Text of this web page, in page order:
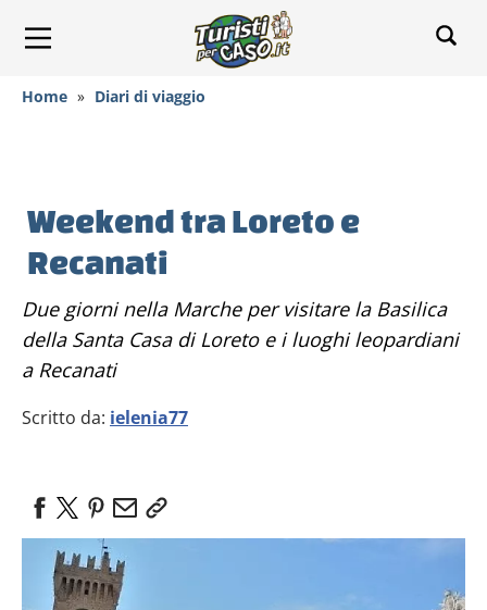
Home » Diari di viaggio
Weekend tra Loreto e
Recanati
Due giorni nella Marche per visitare la Basilica
della Santa Casa di Loreto e i luoghi leopardiani
a Recanati
Scritto da: ielenia77